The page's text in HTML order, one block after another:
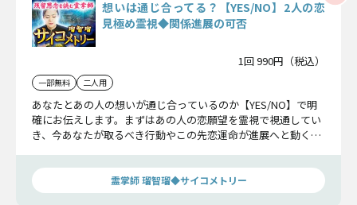
想いは通じ合ってる？【YES/NO】2人の恋
見極め霊視◆関係進展の可否
1回 990円（税込）
一部無料 二人用
あなたとあの人の想いが通じ合っているのか【YES/NO】で明
確にお伝えします。まずはあの人の恋願望を霊視で視通してい
き、今あなたが取るべき行動やこの先恋運命が進展へと動くの
霊掌師 瑠智瑠◆サイコメトリー